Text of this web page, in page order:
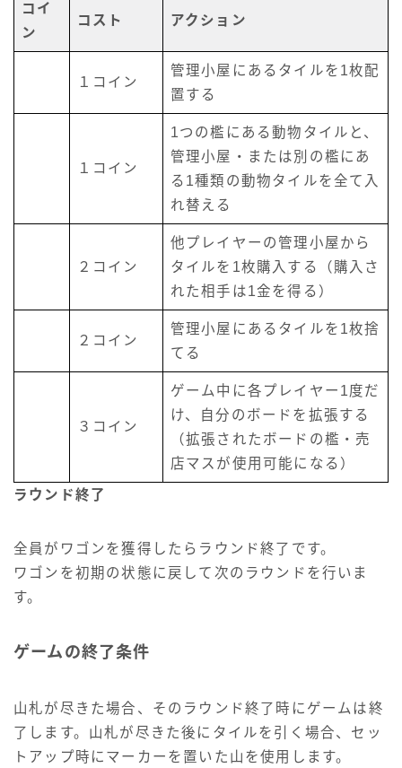
コイ
ン
コスト アクション
１コイン
管理小屋にあるタイルを1枚配
置する
１コイン
1つの檻にある動物タイルと、
管理小屋・または別の檻にあ
る1種類の動物タイルを全て入
れ替える
２コイン
他プレイヤーの管理小屋から
タイルを1枚購入する（購入さ
れた相手は1金を得る）
２コイン
管理小屋にあるタイルを1枚捨
てる
３コイン
ゲーム中に各プレイヤー1度だ
け、自分のボードを拡張する
（拡張されたボードの檻・売
店マスが使用可能になる）
ラウンド終了
全員がワゴンを獲得したらラウンド終了です。
ワゴンを初期の状態に戻して次のラウンドを行いま
す。
ゲームの終了条件
山札が尽きた場合、そのラウンド終了時にゲームは終
了します。山札が尽きた後にタイルを引く場合、セッ
トアップ時にマーカーを置いた山を使用します。